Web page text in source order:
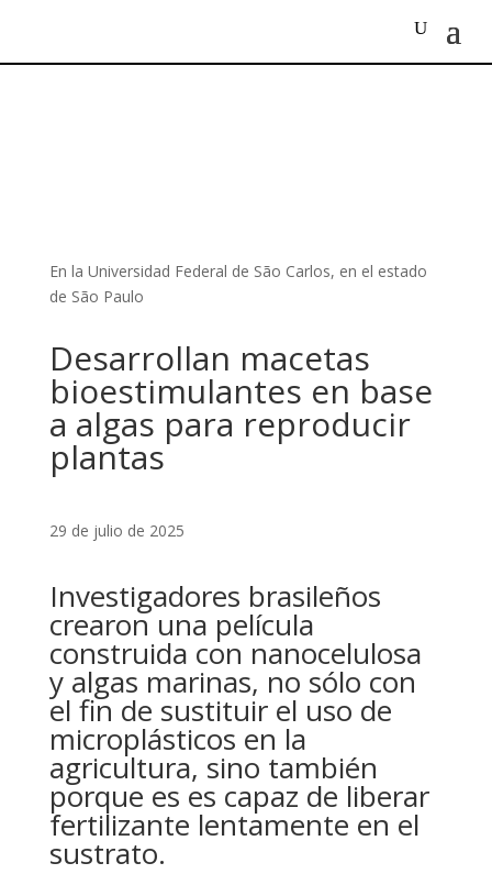
En la Universidad Federal de São Carlos, en el estado
de São Paulo
Desarrollan macetas
bioestimulantes en base
a algas para reproducir
plantas
29 de julio de 2025
Investigadores brasileños
crearon una película
construida con nanocelulosa
y algas marinas, no sólo con
el fin de sustituir el uso de
microplásticos en la
agricultura, sino también
porque es es capaz de liberar
fertilizante lentamente en el
sustrato.